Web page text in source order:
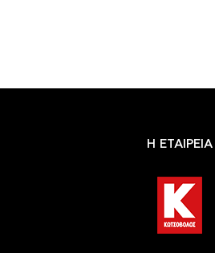
Η ΕΤΑΙΡΕΙΑ